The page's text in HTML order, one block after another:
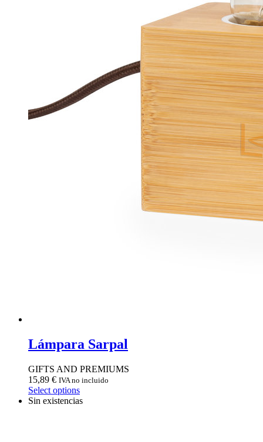
Lámpara Sarpal
GIFTS AND PREMIUMS
15,89 € IVA no incluido
Select options
Sin existencias